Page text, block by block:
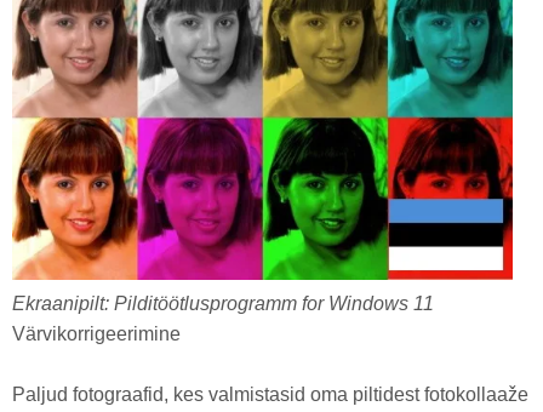
Ekraanipilt: Pilditöötlusprogramm for Windows 11
Värvikorrigeerimine
Paljud fotograafid, kes valmistasid oma piltidest fotokollaaže